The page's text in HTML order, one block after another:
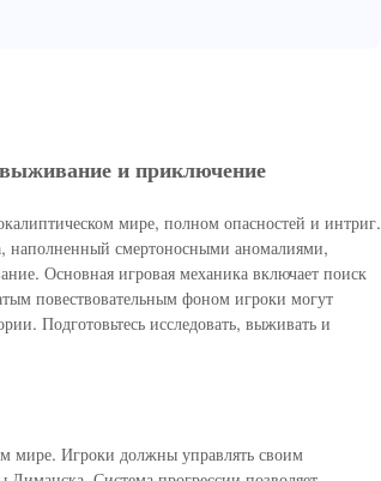
и приключение
мире, полном опасностей и интриг.
наполненный смертоносными аномалиями,
Основная игровая механика включает поиск
повествовательным фоном игроки могут
Подготовьтесь исследовать, выживать и
мире. Игроки должны управлять своим